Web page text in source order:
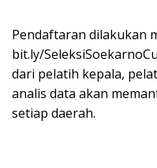
Pendaftaran dilakukan
bit.ly/
dari pelatih kepala,
analis data akan
setiap daerah.